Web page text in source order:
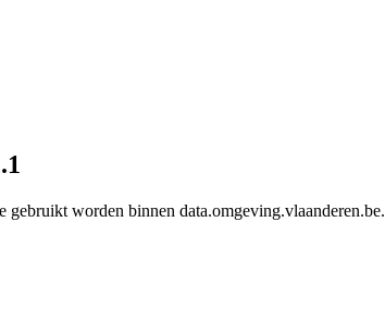
gebruikt worden binnen data.omgeving.vlaanderen.be.